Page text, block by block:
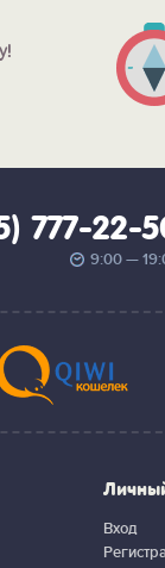
777-22-
9:00 —
Вход